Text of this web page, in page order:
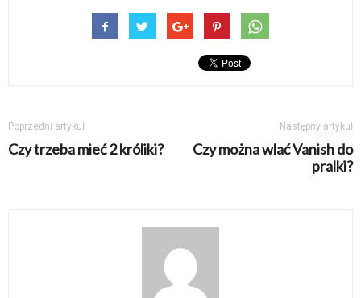
Poprzedni artykuł
Czy trzeba mieć 2 króliki?
Następny artykuł
Czy można wlać Vanish do
pralki?